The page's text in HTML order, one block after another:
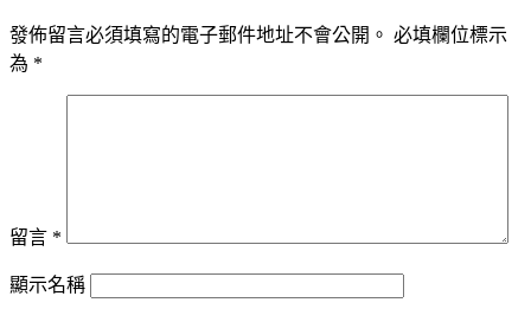
發佈留言必須填寫的電子郵件地址不會公開。 必填欄位標示
為 *
留言 *
顯示名稱